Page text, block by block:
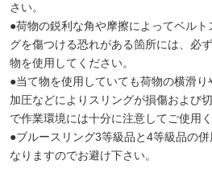
さい。
●荷物の鋭利な角や摩擦によってベル
グを傷つける恐れがある箇所には、必
物を使用してください。
●当て物を使用していても荷物の横滑り
加圧などによりスリングが損傷および
で作業環境には十分に注意してご使用く
●ブルースリング3等級品と4等級品の
なりますのでお避け下さい。